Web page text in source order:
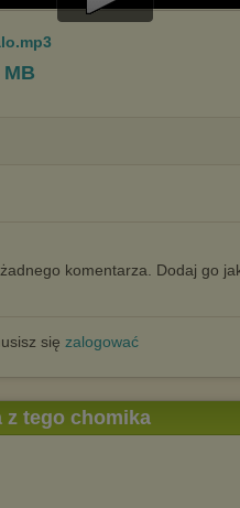
Play
MB
komentarza. Dodaj go
się zalogować
z tego chomika